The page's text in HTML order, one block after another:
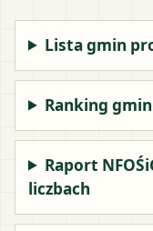
Lista gmin
Ranking
Raport
liczbach